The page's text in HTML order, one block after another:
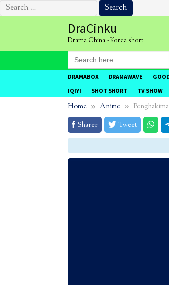
Search
for:
DraCinku
Drama China - Korea short
Search
for:
DRAMABOX DRAMAWAVE
IQIYI
SHOT SHORT TV SHOW
Home Anime
Sharer
Tweet